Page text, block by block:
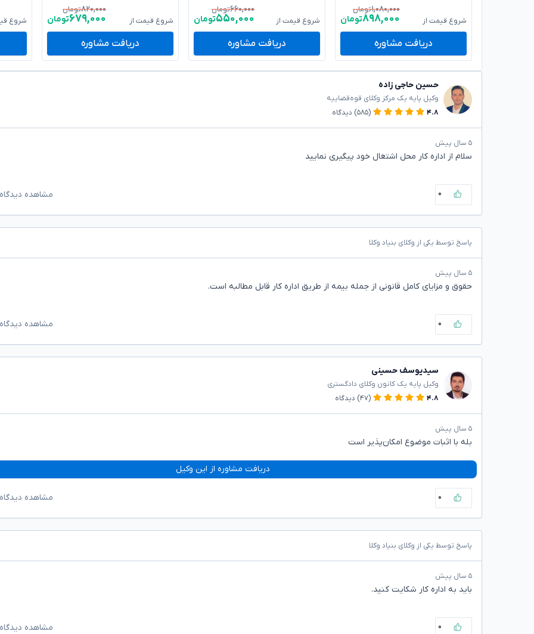
شروع قیمت از
۱,۰۸۰,۰۰۰تومان
۸۹۸,۰۰۰تومان
دریافت مشاوره
شروع قیمت از
۶۶۰,۰۰۰تومان
۵۵۰,۰۰۰تومان
دریافت مشاوره
شروع قیمت از
۸۲۰,۰۰۰تومان
۶۷۹,۰۰۰تومان
دریافت مشاوره
شروع
حسین حاجی زاده
وکیل پایه یک مرکز وکلای قوه‌قضاییه
۴.۸
(۵۸۵) دیدگاه
۵ سال پیش
سلام از اداره کار محل اشتغال خود پیگیری نمایید
۰ مشاهده
پاسخ توسط یکی از وکلای بنیاد وکلا
۵ سال پیش
حقوق و مزایای کامل قانونی از جمله بیمه از طریق اداره کار قابل مطالبه است.
۰ مشاهده
سیدیوسف حسینی
وکیل پایه یک کانون وکلای دادگستری
۴.۸
(۴۷) دیدگاه
۵ سال پیش
بله با اثبات موضوع امکان‌پذیر است
دریافت مشاوره از این وکیل
۰ مشاهده
پاسخ توسط یکی از وکلای بنیاد وکلا
۵ سال پیش
باید به اداره کار شکایت کنید.
۰ مشاهده